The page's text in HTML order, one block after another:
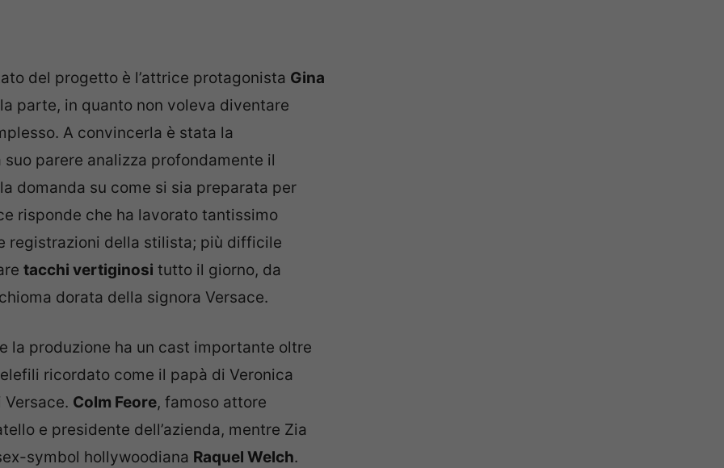
del progetto è l’attrice protagonista Gina
parte, in quanto non voleva diventare
A convincerla è stata la
parere analizza profondamente il
domanda su come si sia preparata per
risponde che ha lavorato tantissimo
registrazioni della stilista; più difficile
tacchi vertiginosi tutto il giorno, da
dorata della signora Versace.
la produzione ha un cast importante oltre
ricordato come il papà di Veronica
Colm Feore, famoso attore
e presidente dell’azienda, mentre Zia
symbol hollywoodiana Raquel Welch.